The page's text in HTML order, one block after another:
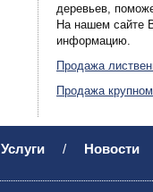
деревьев,
На нашем сайте
информацию.
Продажа
Продажа
Услуги / Новости